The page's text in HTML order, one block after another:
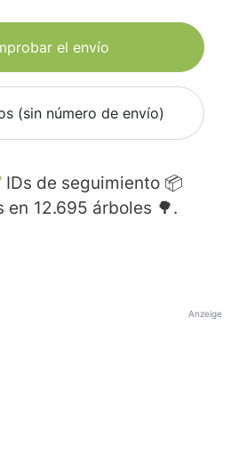
el envío
(sin número de envío)
IDs de seguimiento 📦
en 12.695 árboles 🌳.
Anzeige